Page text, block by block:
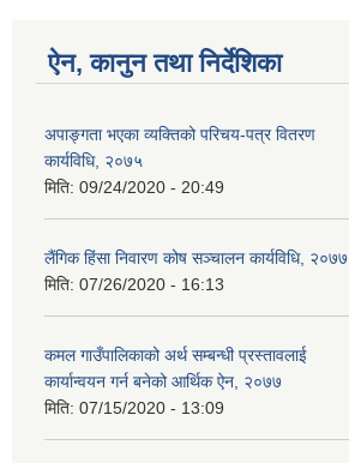
ऐन, कानुन तथा निर्देशिका
अपाङ्गता भएका व्यक्तिको परिचय-पत्र वितरण
कार्यविधि, २०७५
मिति: 09/24/2020 - 20:49
लैंगिक हिंसा निवारण कोष सञ्चालन कार्यविधि, २०७७
मिति: 07/26/2020 - 16:13
कमल गाउँपालिकाको अर्थ सम्बन्धी प्रस्तावलाई
कार्यान्वयन गर्न बनेको आर्थिक ऐन, २०७७
मिति: 07/15/2020 - 13:09